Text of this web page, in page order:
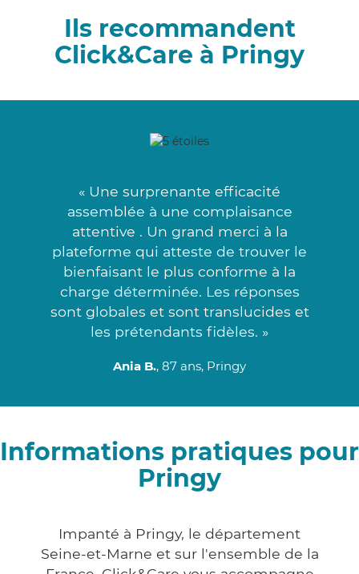
Ils recommandent
Click&Care à Pringy
« Une surprenante efficacité
assemblée à une complaisance
attentive . Un grand merci à la
plateforme qui atteste de trouver le
bienfaisant le plus conforme à la
charge déterminée. Les réponses
sont globales et sont translucides et
les prétendants fidèles. »
Ania B., 87 ans, Pringy
Informations pratiques pour
Pringy
Impanté à Pringy, le département
Seine-et-Marne et sur l'ensemble de la